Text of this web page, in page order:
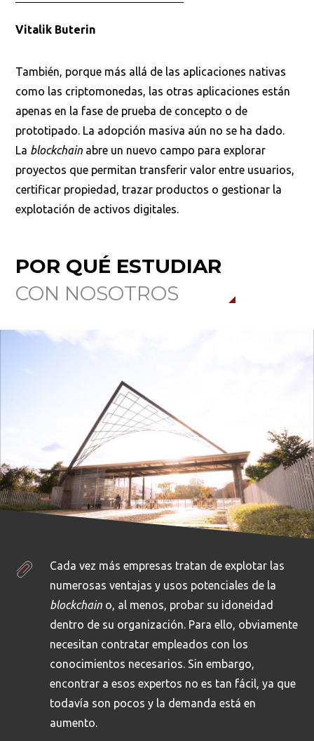
Vitalik Buterin
También, porque más allá de las aplicaciones nativas
como las criptomonedas, las otras aplicaciones están
apenas en la fase de prueba de concepto o de
prototipado. La adopción masiva aún no se ha dado.
La blockchain abre un nuevo campo para explorar
proyectos que permitan transferir valor entre usuarios,
certificar propiedad, trazar productos o gestionar la
explotación de activos digitales.
POR QUÉ ESTUDIAR
CON NOSOTROS
Cada vez más empresas tratan de explotar las
numerosas ventajas y usos potenciales de la
blockchaino, al menos, probar su idoneidad
dentro de su organización. Para ello, obviamente
necesitan contratar empleados con los
conocimientos necesarios. Sin embargo,
encontrar a esos expertos no es tan fácil, ya que
todavía son pocos y la demanda está en
aumento.